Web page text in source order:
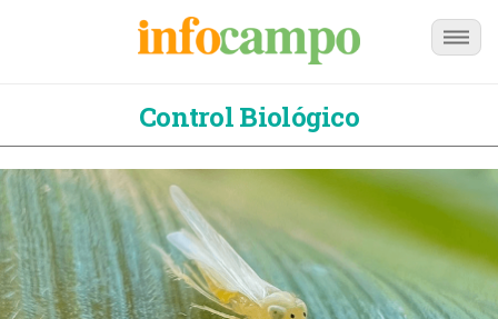
Control Biológico